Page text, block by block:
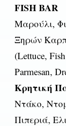
FISH BAR
Μαρούλι,
Ξηρών
(Lettuce,
Parmesan,
Κρητική
Ντάκο,
Πιπεριά,